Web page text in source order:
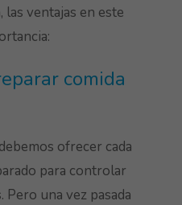
ventajas en este
comida
ofrecer cada
para controlar
Pero una vez pasada